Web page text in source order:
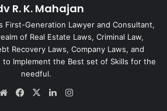
R. K. Mahajan
First-Generation Lawyer and Consultant,
of Real Estate Laws, Criminal Law,
Recovery Laws, Company Laws, and
to Implement the Best set of Skills for the
needful.
WebsiteFacebook
X LinkedIn